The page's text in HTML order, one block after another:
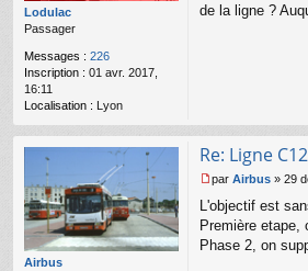
Lodulac
Passager
Messages : 226
Inscription : 01 avr. 2017,
16:11
Localisation : Lyon
s
n
l
u
de la ligne ?
Airbus
Re: Ligne
e
s
s
par Airbus » 29
L'objectif est
Première etape,
Phase 2, on